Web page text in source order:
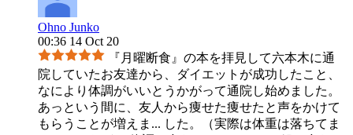
Ohno Junko
00:36 14 Oct 20
『月曜断食』の本を拝見して六本木に通
院していたお友達から、ダイエットが成功したこと、
なにより体調がいいとうかがって通院し始めました。
あっという間に、友人から痩せた痩せたと声をかけて
もらうことが増えま ... した。（実際は体重は落ちてま